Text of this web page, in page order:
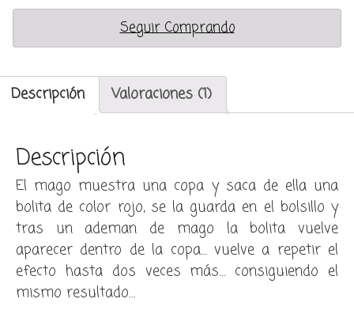
Seguir Comprando
Descripción Valoraciones (1)
Descripción
El mago muestra una copa y saca de ella una
bolita de color rojo, se la guarda en el bolsillo y
tras un ademan de mago la bolita vuelve
aparecer dentro de la copa… vuelve a repetir el
efecto hasta dos veces más… consiguiendo el
mismo resultado…